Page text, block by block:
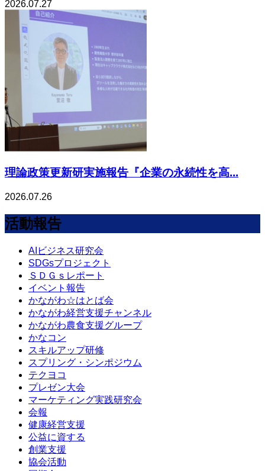
2026.07.27
理論政策更新研実施報告『企業の永続性を高...
2026.07.26
活動報告
AIビジネス研究会
SDGsプロジェクト
ＳＤＧｓレポート
イベント報告
かながわ☆はとば会
かながわ経営支援チャンネル
かながわ農食支援グループ
かなコン
スキルアップ研修
スプリング・シンポジウム
テクヨコ
プレゼン大会
マーケティング実践研究会
会報
健康経営支援
公益に資する
創業支援
協会活動